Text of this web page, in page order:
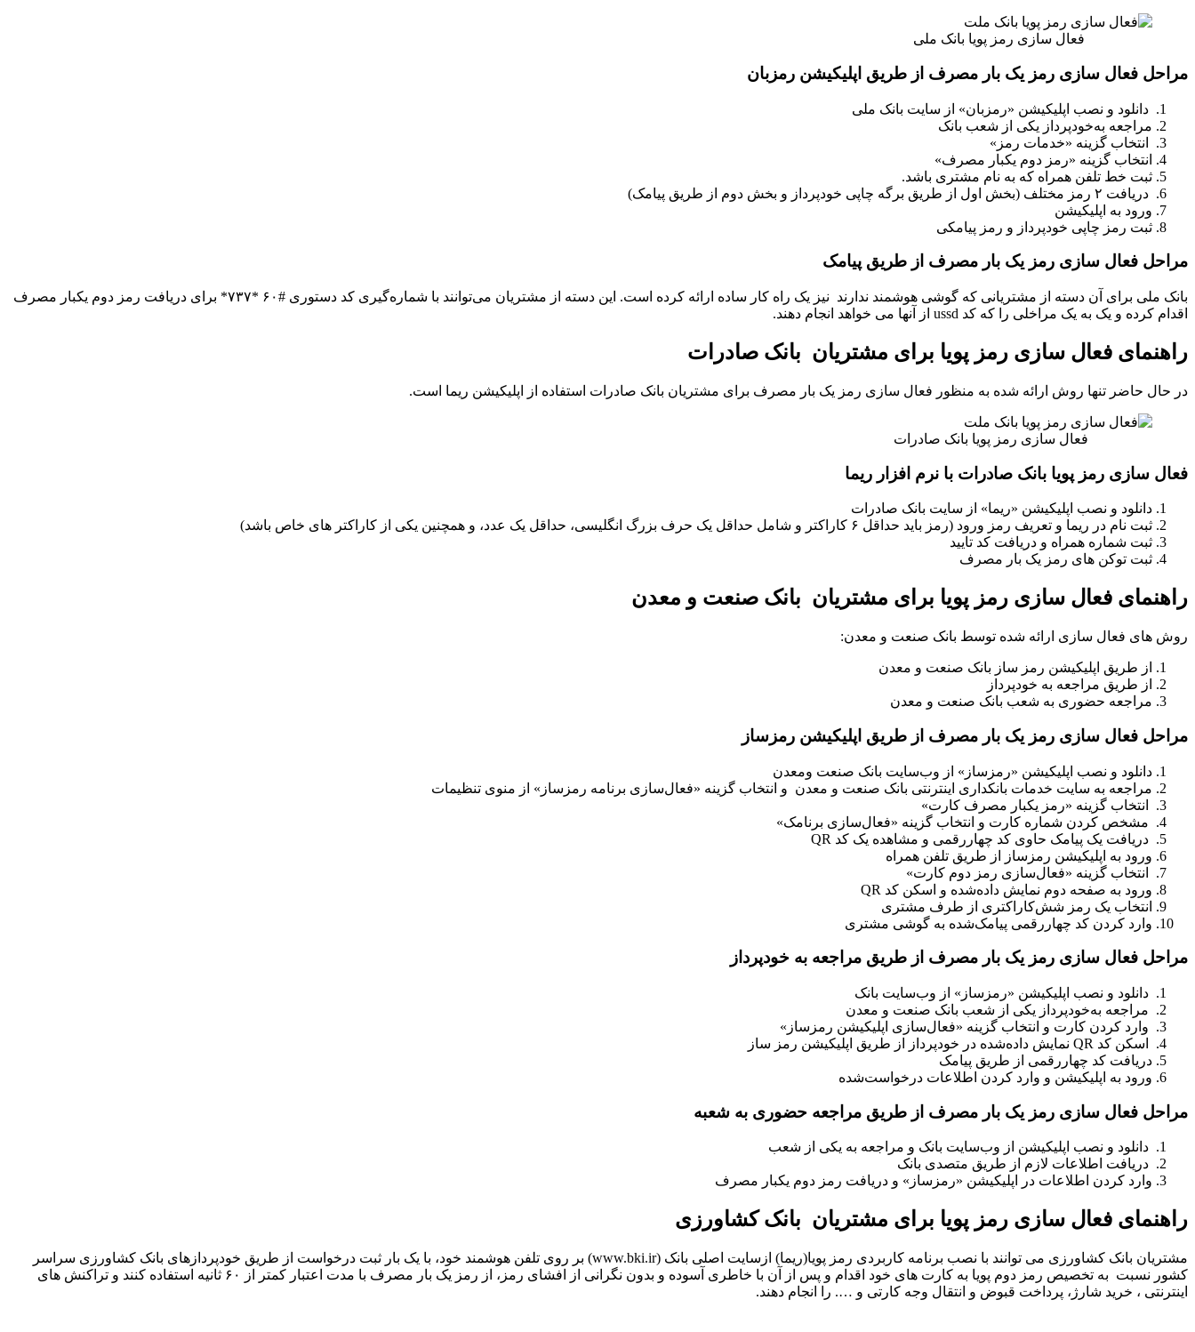
فعال سازی رمز پویا بانک ملی
مراحل فعال سازی رمز یک بار مصرف از طریق اپلیکیشن رمزبان
دانلود و نصب اپلیکیشن «رمزبان» از سایت بانک ملی
مراجعه به‌خودپرداز یکی از شعب بانک
انتخاب گزینه «خدمات رمز»
انتخاب گزینه «رمز دوم یکبار مصرف»
ثبت خط تلفن همراه که به نام مشتری باشد.
دریافت ۲ رمز مختلف (بخش اول از طریق برگه چاپی خودپرداز و بخش دوم از طریق پیامک)
ورود به اپلیکیشن
ثبت رمز چاپی خودپرداز و رمز پیامکی
مراحل فعال سازی رمز یک بار مصرف از طریق پیامک
بانک ملی برای آن دسته از مشتریانی که گوشی هوشمند ندارند نیز یک راه کار ساده ارائه کرده است. این دسته از مشتریان می‌توانند با شماره‌گیری کد دستوری #۶۰ *۷۳۷* برای دریافت رمز دوم یکبار مصرف
اقدام کرده و یک به یک مراخلی را که کد ussd از آنها می خواهد انجام دهند.
راهنمای فعال سازی رمز پویا برای مشتریان بانک صادرات
در حال حاضر تنها روش ارائه شده به منظور فعال سازی رمز یک بار مصرف برای مشتریان بانک صادرات استفاده از اپلیکیشن ریما است.
فعال سازی رمز پویا بانک صادرات
فعال سازی رمز پویا بانک صادرات با نرم افزار ریما
دانلود و نصب اپلیکیشن «ریما» از سایت بانک صادرات
ثبت نام در ریما و تعریف رمز ورود (رمز باید حداقل ۶ کاراکتر و شامل حداقل یک حرف بزرگ انگلیسی، حداقل یک عدد، و همچنین یکی از کاراکتر های خاص باشد)
ثبت شماره همراه و دریافت کد تایید
ثبت توکن های رمز یک بار مصرف
راهنمای فعال سازی رمز پویا برای مشتریان بانک صنعت و معدن
روش های فعال سازی ارائه شده توسط بانک صنعت و معدن:
از طریق اپلیکیشن رمز ساز بانک صنعت و معدن
از طریق مراجعه به خودپرداز
مراجعه حضوری به شعب بانک صنعت و معدن
مراحل فعال سازی رمز یک بار مصرف از طریق اپلیکیشن رمزساز
دانلود و نصب اپلیکیشن «رمزساز» از وب‌سایت بانک صنعت ومعدن
مراجعه به سایت خدمات بانکداری اینترنتی بانک صنعت و معدن و انتخاب گزینه «فعال‌سازی برنامه رمزساز» از منوی تنظیمات
انتخاب گزینه «رمز یکبار مصرف کارت»
مشخص کردن شماره کارت و انتخاب گزینه «فعال‌سازی برنامک»
دریافت یک پیامک حاوی کد چهاررقمی و مشاهده یک کد QR
ورود به اپلیکیشن رمزساز از طریق تلفن همراه
انتخاب گزینه «فعال‌سازی رمز دوم کارت»
ورود به صفحه دوم نمایش داده‌شده و اسکن کد QR
انتخاب یک رمز شش‌کاراکتری از طرف مشتری
وارد کردن کد چهاررقمی پیامک‌شده به گوشی مشتری
مراحل فعال سازی رمز یک بار مصرف از طریق مراجعه به خودپرداز
دانلود و نصب اپلیکیشن «رمزساز» از وب‌سایت بانک
مراجعه به‌خودپرداز یکی از شعب بانک صنعت و معدن
وارد کردن کارت و انتخاب گزینه «فعال‌سازی اپلیکیشن رمزساز»
اسکن کد QR نمایش داده‌شده در خودپرداز از طریق اپلیکیشن رمز ساز
دریافت کد چهاررقمی از طریق پیامک
ورود به اپلیکیشن و وارد کردن اطلاعات درخواست‌شده
مراحل فعال سازی رمز یک بار مصرف از طریق مراجعه حضوری به شعبه
دانلود و نصب اپلیکیشن از وب‌سایت بانک و مراجعه به یکی از شعب
دریافت اطلاعات لازم از طریق متصدی بانک
وارد کردن اطلاعات در اپلیکیشن «رمزساز» و دریافت رمز دوم یکبار مصرف
راهنمای فعال سازی رمز پویا برای مشتریان بانک کشاورزی
مشتریان بانک کشاورزی می توانند با نصب برنامه کاربردی رمز پویا(ریما) ازسایت اصلی بانک (www.bki.ir) بر روی تلفن هوشمند خود، با یک بار ثبت درخواست از طریق خودپردازهای بانک کشاورزی سراسر
کشور نسبت به تخصیص رمز دوم پویا به کارت های خود اقدام و پس از آن با خاطری آسوده و بدون نگرانی از افشای رمز، از رمز یک بار مصرف با مدت اعتبار کمتر از ۶۰ ثانیه استفاده کنند و تراکنش های
اینترنتی ، خرید شارژ، پرداخت قبوض و انتقال وجه کارتی و …. را انجام دهند.